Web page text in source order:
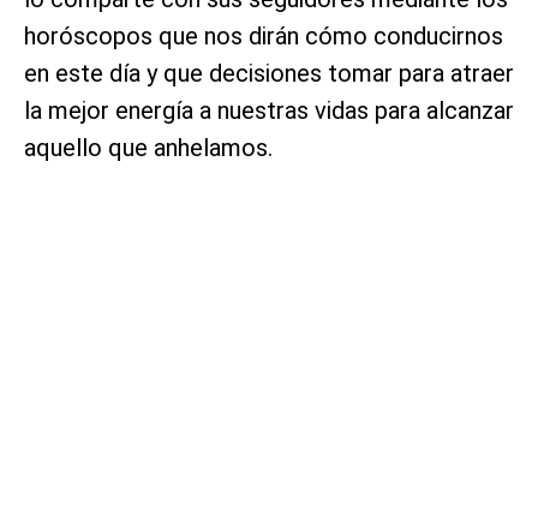
horóscopos que nos dirán cómo conducirnos
en este día y que decisiones tomar para atraer
la mejor energía a nuestras vidas para alcanzar
aquello que anhelamos.